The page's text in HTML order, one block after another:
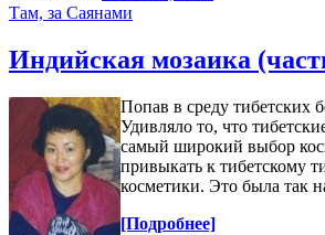
Там, за Саянами
Индийская мозаика
Попав в среду тибетских
Удивляло то, что
самый широкий выбор
привыкать к тибетскому
косметики. Это была так
[Подробнее]